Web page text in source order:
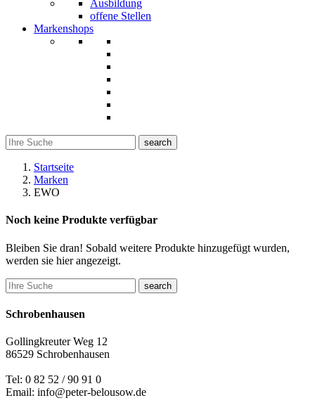
Ausbildung
offene Stellen
Markenshops
search
Startseite
Marken
EWO
Noch keine Produkte verfügbar
Bleiben Sie dran! Sobald weitere Produkte hinzugefügt wurden,
werden sie hier angezeigt.
search
Schrobenhausen
Gollingkreuter Weg 12
86529 Schrobenhausen
Tel: 0 82 52 / 90 91 0
Email: info@peter-belousow.de